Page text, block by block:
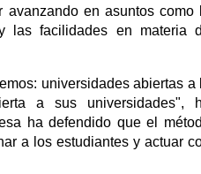
avanzando en asuntos como
las facilidades en materia
universidades abiertas a
a sus universidades",
ha defendido que el
a los estudiantes y actuar